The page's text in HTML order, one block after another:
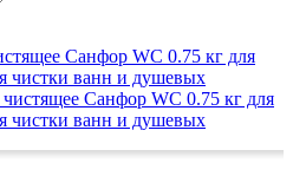
Санфор WС 0.75 кг для
чистки ванн и душевых